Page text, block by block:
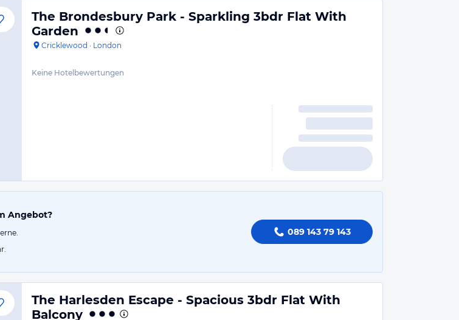
The Brondesbury Park - Sparkling 3bdr Flat With
Garden
Cricklewood · London
Keine Hotelbewertungen
Angebot?
089 143 79 143
The Harlesden Escape - Spacious 3bdr Flat With
Balcony